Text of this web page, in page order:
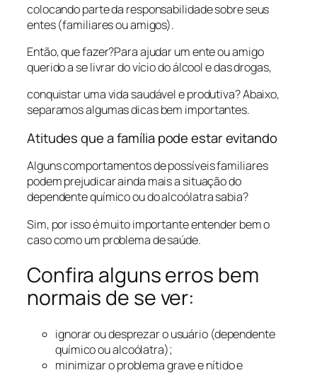
colocando parte da responsabilidade sobre seus
entes (familiares ou amigos).
Então, que fazer?Para ajudar um ente ou amigo
querido a se livrar do vício do álcool e das drogas,
conquistar uma vida saudável e produtiva? Abaixo,
separamos algumas dicas bem importantes.
Atitudes que a família pode estar evitando
Alguns comportamentos de possíveis familiares
podem prejudicar ainda mais a situação do
dependente químico ou do alcoólatra sabia?
Sim, por isso é muito importante entender bem o
caso como um problema de saúde.
Confira alguns erros bem
normais de se ver:
ignorar ou desprezar o usuário (dependente
químico ou alcoólatra);
minimizar o problema grave e nítido e